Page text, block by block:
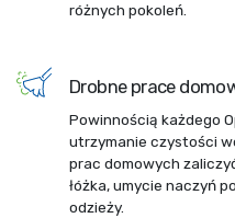
różnych pokoleń.
Drobne prace
Powinnością każdego
utrzymanie czystości
prac domowych
łóżka, umycie naczyń
odzieży.